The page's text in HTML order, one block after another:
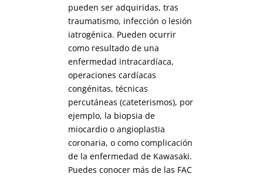
pueden ser adquiridas, tras
traumatismo, infección o lesión
iatrogénica. Pueden ocurrir
como resultado de una
enfermedad intracardíaca,
operaciones cardíacas
congénitas, técnicas
percutáneas (cateterismos), por
ejemplo, la biopsia de
miocardio o angioplastia
coronaria, o como complicación
de la enfermedad de Kawasaki.
Puedes conocer más de las FAC